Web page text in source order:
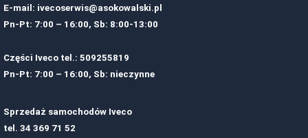
E-mail: ivecoserwis@asokowalski.pl
Pn-Pt: 7:00 – 16:00, Sb: 8:00-13:00
Części Iveco tel.: 509255819
Pn-Pt: 7:00 – 16:00, Sb: nieczynne
Sprzedaż samochodów Iveco
tel. 34 369 71 52